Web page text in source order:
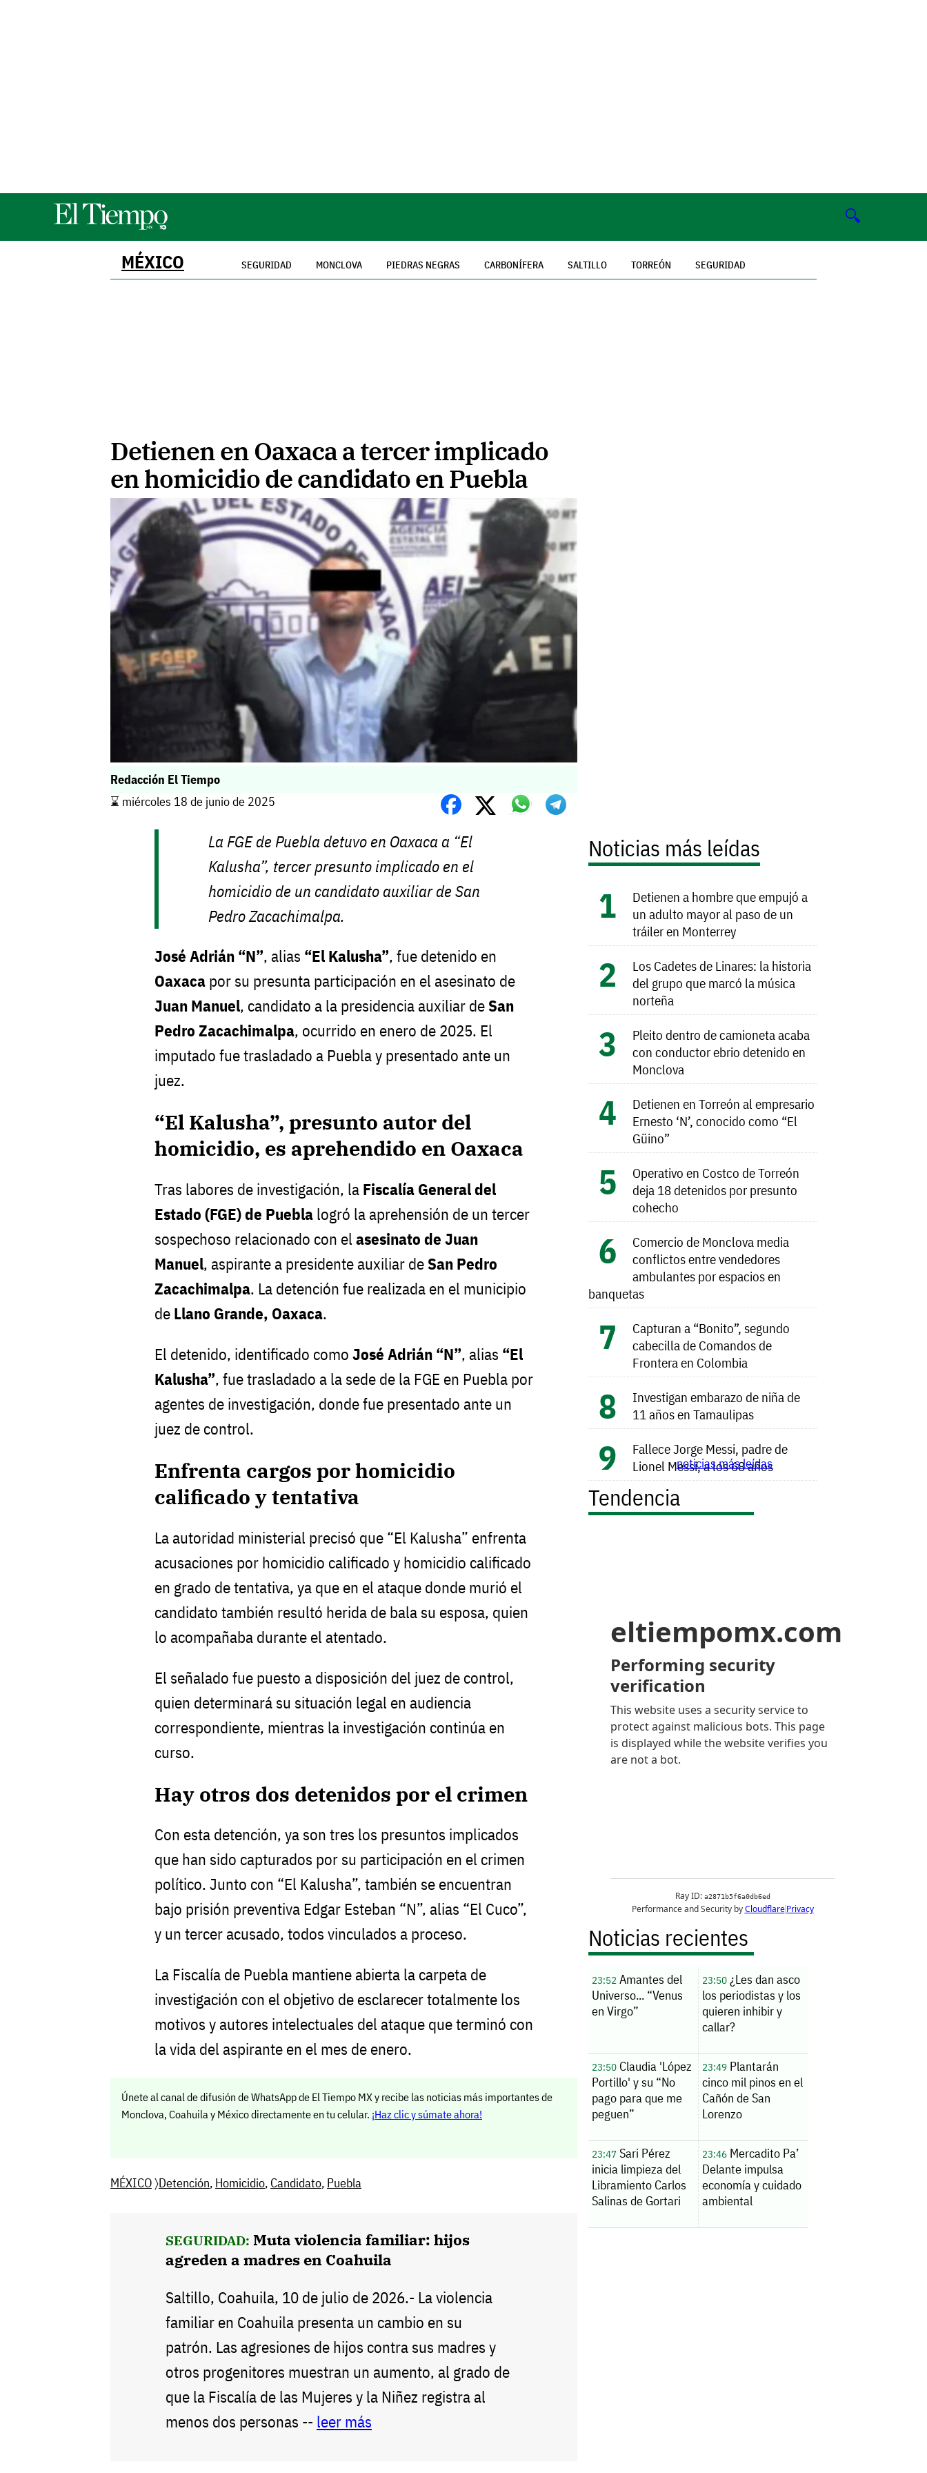
🔍
MÉXICO SEGURIDAD MONCLOVA PIEDRAS NEGRAS CARBONÍFERA SALTILLO TORREÓN SEGURIDAD
Detienen en Oaxaca a tercer implicado
en homicidio de candidato en Puebla
Redacción El Tiempo
⌛️ miércoles 18 de junio de 2025
La FGE de Puebla detuvo en Oaxaca a “El
Kalusha”, tercer presunto implicado en el
homicidio de un candidato auxiliar de San
Pedro Zacachimalpa.
José Adrián “N”, alias “El Kalusha”, fue detenido en
Oaxaca por su presunta participación en el asesinato de
Juan Manuel, candidato a la presidencia auxiliar deSan
Pedro Zacachimalpa, ocurrido en enero de 2025. El
imputado fue trasladado a Puebla y presentado ante un
juez.
“El Kalusha”, presunto autor del
homicidio, es aprehendido en Oaxaca
Tras labores de investigación, la Fiscalía General del
Estado (FGE) de Puebla logró la aprehensión de un tercer
sospechoso relacionado con el asesinato de Juan
Manuel, aspirante a presidente auxiliar deSan Pedro
Zacachimalpa. La detención fue realizada en el municipio
de Llano Grande, Oaxaca.
El detenido, identificado como José Adrián “N”, alias “El
Kalusha”, fue trasladado a la sede de la FGE en Puebla por
agentes de investigación, donde fue presentado ante un
juez de control.
Enfrenta cargos por homicidio
calificado y tentativa
La autoridad ministerial precisó que “El Kalusha” enfrenta
acusaciones por homicidio calificado y homicidio calificado
en grado de tentativa, ya que en el ataque donde murió el
candidato también resultó herida de bala su esposa, quien
lo acompañaba durante el atentado.
El señalado fue puesto a disposición del juez de control,
quien determinará su situación legal en audiencia
correspondiente, mientras la investigación continúa en
curso.
Hay otros dos detenidos por el crimen
Con esta detención, ya son tres los presuntos implicados
que han sido capturados por su participación en el crimen
político. Junto con “El Kalusha”, también se encuentran
bajo prisión preventiva Edgar Esteban “N”, alias “El Cuco”,
y un tercer acusado, todos vinculados a proceso.
La Fiscalía de Puebla mantiene abierta la carpeta de
investigación con el objetivo de esclarecer totalmente los
motivos y autores intelectuales del ataque que terminó con
la vida del aspirante en el mes de enero.
Únete al canal de difusión de WhatsApp de El Tiempo MX y recibe las noticias más importantes de
Monclova, Coahuila y México directamente en tu celular. ¡Haz clic y súmate ahora!
MÉXICO〉Detención, Homicidio, Candidato, Puebla
SEGURIDAD: Muta violencia familiar: hijos
agreden a madres en Coahuila
Saltillo, Coahuila, 10 de julio de 2026.- La violencia
familiar en Coahuila presenta un cambio en su
patrón. Las agresiones de hijos contra sus madres y
otros progenitores muestran un aumento, al grado de
que la Fiscalía de las Mujeres y la Niñez registra al
menos dos personas -- leer más
Noticias más leídas
Detienen a hombre que empujó a
un adulto mayor al paso de un
tráiler en Monterrey
Los Cadetes de Linares: la historia
del grupo que marcó la música
norteña
Pleito dentro de camioneta acaba
con conductor ebrio detenido en
Monclova
Detienen en Torreón al empresario
Ernesto ‘N’, conocido como “El
Güino”
Operativo en Costco de Torreón
deja 18 detenidos por presunto
cohecho
Comercio de Monclova media
conflictos entre vendedores
ambulantes por espacios en
banquetas
Capturan a “Bonito”, segundo
cabecilla de Comandos de
Frontera en Colombia
Investigan embarazo de niña de
11 años en Tamaulipas
Fallece Jorge Messi, padre de
Lionel Messi, a los 68 años
noticias más leídas
Tendencia
Noticias recientes
23:52 Amantes del
Universo... “Venus
en Virgo”
23:50¿Les dan asco
los periodistas y los
quieren inhibir y
callar?
23:50 Claudia 'López
Portillo' y su “No
pago para que me
peguen”
23:49Plantarán
cinco mil pinos en el
Cañón de San
Lorenzo
23:47 Sari Pérez
inicia limpieza del
Libramiento Carlos
Salinas de Gortari
23:46Mercadito Pa’
Delante impulsa
economía y cuidado
ambiental